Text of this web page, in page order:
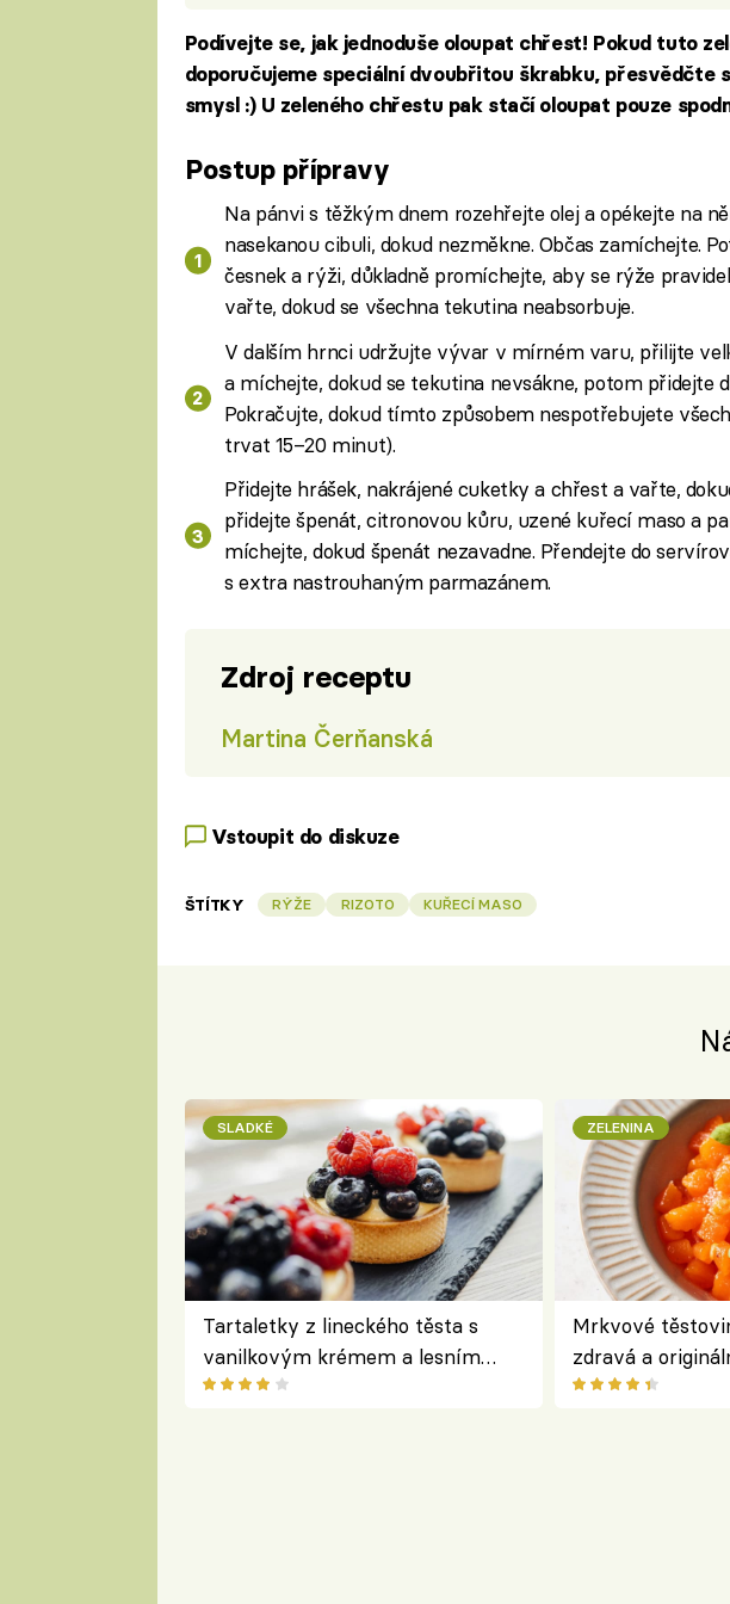
Podívejte se, jak jednoduše oloupat chřest! Pokud tuto
doporučujeme speciální dvoubřitou škrabku, přesvědčte
smysl :) U zeleného chřestu pak stačí oloupat pouze
Postup přípravy
Na pánvi s těžkým dnem rozehřejte olej a opékejte na
nasekanou cibuli, dokud nezměkne. Občas zamíchejte.
česnek a rýži, důkladně promíchejte, aby se rýže
vařte, dokud se všechna tekutina neabsorbuje.
V dalším hrnci udržujte vývar v mírném varu, přilijte
a míchejte, dokud se tekutina nevsákne, potom přidejte
Pokračujte, dokud tímto způsobem nespotřebujete
trvat 15–20 minut).
Přidejte hrášek, nakrájené cuketky a chřest a vařte,
přidejte špenát, citronovou kůru, uzené kuřecí maso a
míchejte, dokud špenát nezavadne. Přendejte do
s extra nastrouhaným parmazánem.
Zdroj receptu
Martina Čerňanská
Vstoupit do diskuze
ŠTÍTKY RÝŽE RIZOTO KUŘECÍ MASO
SLADKÉ
Tartaletky z lineckého těsta s
vanilkovým krémem a lesním
ovocem podle Bread Society
ZELENINA
Mrkvové
zdravá a
klasiky